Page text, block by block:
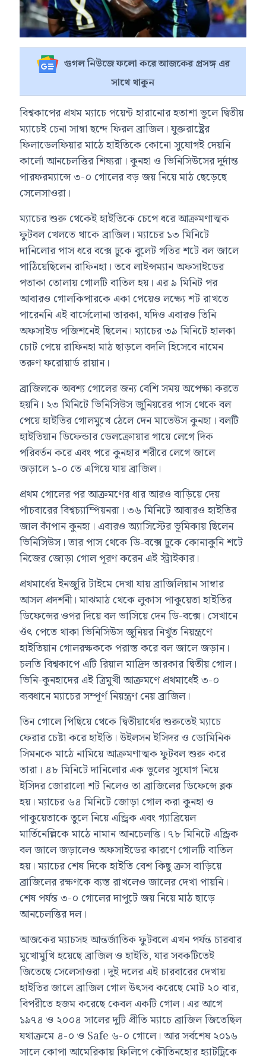
গুগল নিউজে ফলো করে আজকের প্রসঙ্গ এর
সাথে থাকুন
বিশ্বকাপের প্রথম ম্যাচে পয়েন্ট হারানোর হতাশা ভুলে দ্বিতীয়
ম্যাচেই চেনা সাম্বা ছন্দে ফিরল ব্রাজিল। যুক্তরাষ্ট্রের
ফিলাডেলফিয়ার মাঠে হাইতিকে কোনো সুযোগই দেয়নি
কার্লো আনচেলত্তির শিষ্যরা। কুনহা ও ভিনিসিউসের দুর্দান্ত
পারফরম্যান্সে ৩-০ গোলের বড় জয় নিয়ে মাঠ ছেড়েছে
সেলেসাওরা।
ম্যাচের শুরু থেকেই হাইতিকে চেপে ধরে আক্রমণাত্মক
ফুটবল খেলতে থাকে ব্রাজিল। ম্যাচের ১৩ মিনিটে
দানিলোর পাস ধরে বক্সে ঢুকে বুলেট গতির শটে বল জালে
পাঠিয়েছিলেন রাফিনহা। তবে লাইন্সম্যান অফসাইডের
পতাকা তোলায় গোলটি বাতিল হয়। এর ৯ মিনিট পর
আবারও গোলকিপারকে একা পেয়েও লক্ষ্যে শট রাখতে
পারেননি এই বার্সেলোনা তারকা, যদিও এবারও তিনি
অফসাইড পজিশনেই ছিলেন। ম্যাচের ৩৯ মিনিটে হালকা
চোট পেয়ে রাফিনহা মাঠ ছাড়লে বদলি হিসেবে নামেন
তরুণ ফরোয়ার্ড রায়ান।
ব্রাজিলকে অবশ্য গোলের জন্য বেশি সময় অপেক্ষা করতে
হয়নি। ২৩ মিনিটে ভিনিসিউস জুনিয়রের পাস থেকে বল
পেয়ে হাইতির গোলমুখে ঠেলে দেন মাতেউস কুনহা। বলটি
হাইতিয়ান ডিফেন্ডার ডেলক্রোয়ার গায়ে লেগে দিক
পরিবর্তন করে এবং পরে কুনহার শরীরে লেগে জালে
জড়ালে ১-০ তে এগিয়ে যায় ব্রাজিল।
প্রথম গোলের পর আক্রমণের ধার আরও বাড়িয়ে দেয়
পাঁচবারের বিশ্বচ্যাম্পিয়নরা। ৩৬ মিনিটে আবারও হাইতির
জাল কাঁপান কুনহা। এবারও অ্যাসিস্টের ভূমিকায় ছিলেন
ভিনিসিউস। তার পাস থেকে ডি-বক্সে ঢুকে কোনাকুনি শটে
নিজের জোড়া গোল পূরণ করেন এই স্ট্রাইকার।
প্রথমার্ধের ইনজুরি টাইমে দেখা যায় ব্রাজিলিয়ান সাম্বার
আসল প্রদর্শনী। মাঝমাঠ থেকে লুকাস পাকুয়েতা হাইতির
ডিফেন্সের ওপর দিয়ে বল ভাসিয়ে দেন ডি-বক্সে। সেখানে
ওঁৎ পেতে থাকা ভিনিসিউস জুনিয়র নিখুঁত নিয়ন্ত্রণে
হাইতিয়ান গোলরক্ষককে পরাস্ত করে বল জালে জড়ান।
চলতি বিশ্বকাপে এটি রিয়াল মাদ্রিদ তারকার দ্বিতীয় গোল।
ভিনি-কুনহাদের এই ত্রিমুখী আক্রমণে প্রথমার্ধেই ৩-০
ব্যবধানে ম্যাচের সম্পূর্ণ নিয়ন্ত্রণ নেয় ব্রাজিল।
তিন গোলে পিছিয়ে থেকে দ্বিতীয়ার্থের শুরুতেই ম্যাচে
ফেরার চেষ্টা করে হাইতি। উইলসন ইসিদর ও ডোমিনিক
সিমনকে মাঠে নামিয়ে আক্রমণাত্মক ফুটবল শুরু করে
তারা। ৪৮ মিনিটে দানিলোর এক ভুলের সুযোগ নিয়ে
ইসিদর জোরালো শট নিলেও তা ব্রাজিলের ডিফেন্সে ব্লক
হয়। ম্যাচের ৬৪ মিনিটে জোড়া গোল করা কুনহা ও
পাকুয়েতাকে তুলে নিয়ে এন্ড্রিক এবং গ্যাব্রিয়েল
মার্তিনেল্লিকে মাঠে নামান আনচেলত্তি। ৭৮ মিনিটে এন্ড্রিক
বল জালে জড়ালেও অফসাইডের কারণে গোলটি বাতিল
হয়। ম্যাচের শেষ দিকে হাইতি বেশ কিছু ক্রস বাড়িয়ে
ব্রাজিলের রক্ষণকে ব্যস্ত রাখলেও জালের দেখা পায়নি।
শেষ পর্যন্ত ৩-০ গোলের দাপুটে জয় নিয়ে মাঠ ছাড়ে
আনচেলত্তির দল।
আজকের ম্যাচসহ আন্তর্জাতিক ফুটবলে এখন পর্যন্ত চারবার
মুখোমুখি হয়েছে ব্রাজিল ও হাইতি, যার সবকটিতেই
জিতেছে সেলেসাওরা। দুই দলের এই চারবারের দেখায়
হাইতির জালে ব্রাজিল গোল উৎসব করেছে মোট ২০ বার,
বিপরীতে হজম করেছে কেবল একটি গোল। এর আগে
১৯৭৪ ও ২০০৪ সালের দুটি প্রীতি ম্যাচে ব্রাজিল জিতেছিল
যথাক্রমে ৪-০ ও Safe ৬-০ গোলে। আর সর্বশেষ ২০১৬
সালে কোপা আমেরিকায় ফিলিপে কৌতিনহোর হ্যাটট্রিকে